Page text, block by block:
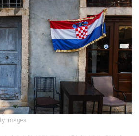
Images
INTERFAX.RU - Посольство